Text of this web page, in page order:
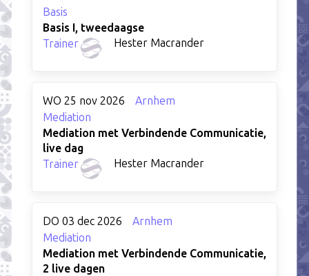
Basis
Basis I, tweedaagse
Trainer
Hester Macrander
WO 25 nov 2026
Arnhem
Mediation
Mediation met Verbindende Communicatie,
live dag
Trainer
Hester Macrander
DO 03 dec 2026
Arnhem
Mediation
Mediation met Verbindende Communicatie,
2 live dagen